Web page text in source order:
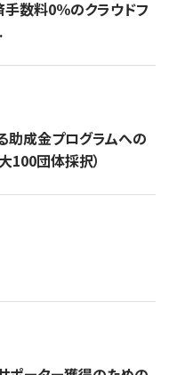
数料0％のクラウドフ
助成金プログラムへの
100団体採択）